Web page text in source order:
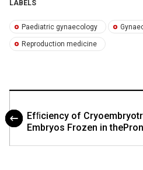
LABELS
Paediatric gynaecology
Reproduction medicine
Efﬁciency of
Embryos Frozen in